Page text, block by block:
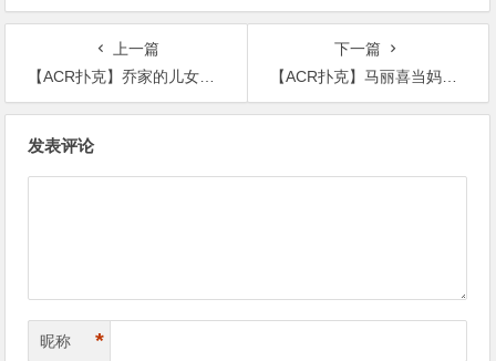
被扒出
上一篇
【ACR扑克】乔家的儿女七七的腿好了吗？乔七七喜欢齐唯民吗？
下一篇
【ACR扑克】马丽喜当妈过母亲节，网友纷纷献祝福沈腾评论成亮点
发表评论
昵称 *